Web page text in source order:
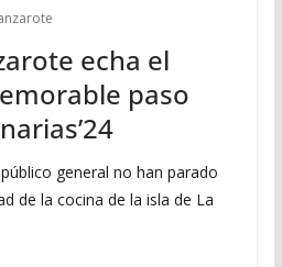
echa el
paso
general no han parado
de la cocina de la isla de La